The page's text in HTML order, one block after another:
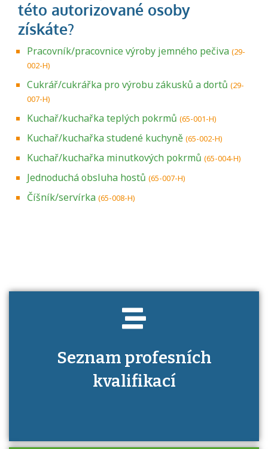
Pracovník/pracovnice výroby jemného pečiva (29-
002-H)
Cukrář/cukrářka pro výrobu zákusků a dortů (29-
007-H)
Kuchař/kuchařka teplých pokrmů (65-001-H)
Kuchař/kuchařka studené kuchyně (65-002-H)
Kuchař/kuchařka minutkových pokrmů (65-004-H)
Jednoduchá obsluha hostů (65-007-H)
Číšník/servírka (65-008-H)
Seznam profesních
kvalifikací
Projděte si seznam profesních kvalifikací.